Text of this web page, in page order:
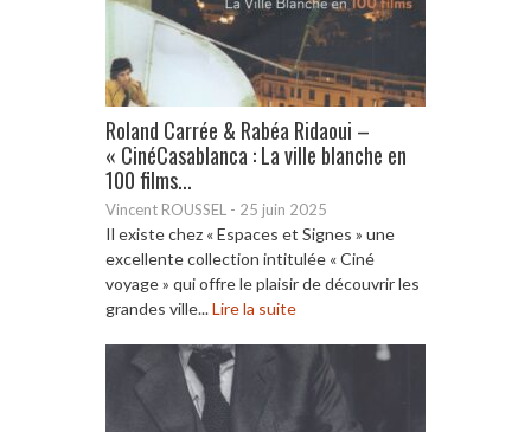
Roland Carrée & Rabéa Ridaoui –
« CinéCasablanca : La ville blanche en
100 films...
Vincent ROUSSEL - 25 juin 2025
Il existe chez « Espaces et Signes » une
excellente collection intitulée « Ciné
voyage » qui offre le plaisir de découvrir les
grandes ville...Lire la suite